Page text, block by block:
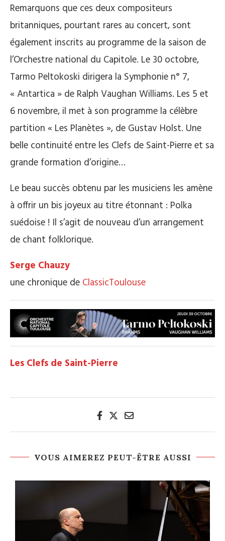
Remarquons que ces deux compositeurs
britanniques, pourtant rares au concert, sont
également inscrits au programme de la saison de
l’Orchestre national du Capitole. Le 30 octobre,
Tarmo Peltokoski dirigera la Symphonie n° 7,
« Antartica » de Ralph Vaughan Williams. Les 5 et
6 novembre, il met à son programme la célèbre
partition « Les Planètes », de Gustav Holst. Une
belle continuité entre les Clefs de Saint-Pierre et sa
grande formation d’origine…
Le beau succès obtenu par les musiciens les amène
à offrir un bis joyeux au titre étonnant : Polka
suédoise ! Il s’agit de nouveau d’un arrangement
de chant folklorique.
Serge Chauzy
une chronique de ClassicToulouse
Les Clefs de Saint-Pierre
VOUS AIMEREZ PEUT-ÊTRE AUSSI